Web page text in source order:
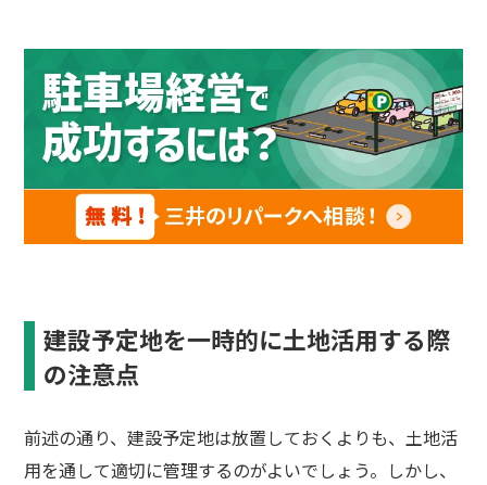
建設予定地を一時的に土地活用する際
の注意点
前述の通り、建設予定地は放置しておくよりも、土地活
用を通して適切に管理するのがよいでしょう。しかし、